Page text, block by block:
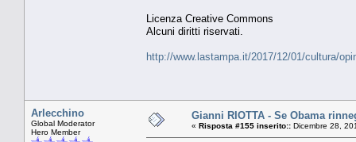
Licenza Creative Commons
Alcuni diritti riservati.
http://www.lastampa.it/2017/12/01/cultura/
Arlecchino
Global Moderator
Hero Member
Gianni RIOTTA - Se Obama
« Risposta #155 inserito:: Dicembre 28,